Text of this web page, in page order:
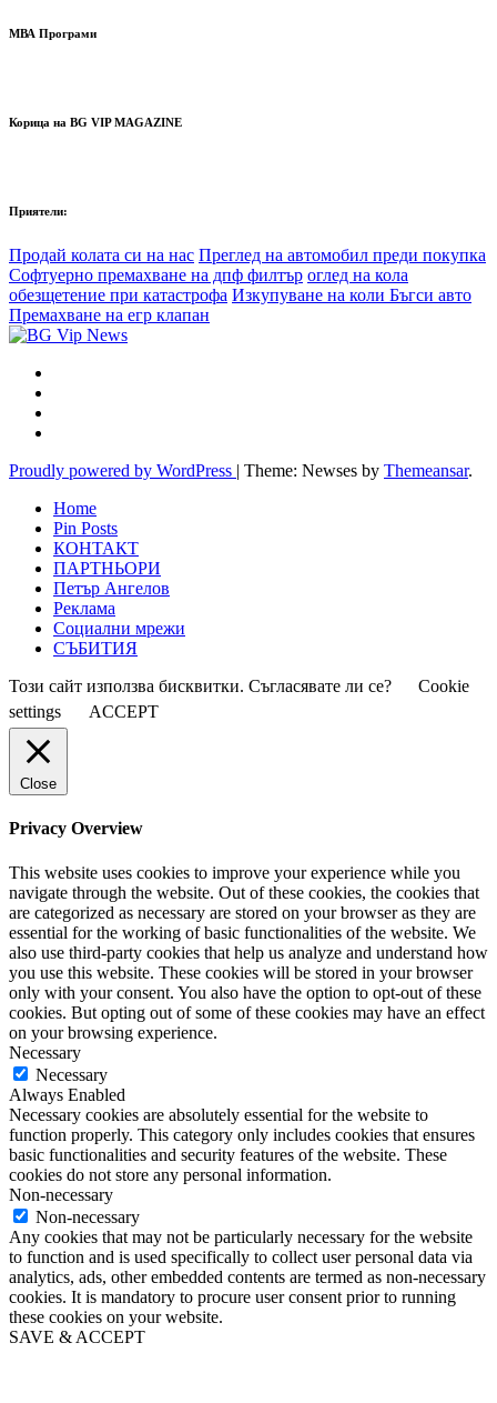
МВА Програми
Корица на BG VIP MAGAZINE
Приятели:
Продай колата си на нас Преглед на автомобил преди покупка
Софтуерно премахване на дпф филтър оглед на кола
обезщетение при катастрофа Изкупуване на коли Бъгси авто
Премахване на егр клапан
Proudly powered by WordPress | Theme: Newses by Themeansar.
Home
Pin Posts
КОНТАКТ
ПАРТНЬОРИ
Петър Ангелов
Реклама
Социални мрежи
СЪБИТИЯ
Този сайт използва бисквитки. Съгласявате ли се?
Cookie
settings
ACCEPT
Close
Privacy Overview
This website uses cookies to improve your experience while you
navigate through the website. Out of these cookies, the cookies that
are categorized as necessary are stored on your browser as they are
essential for the working of basic functionalities of the website. We
also use third-party cookies that help us analyze and understand how
you use this website. These cookies will be stored in your browser
only with your consent. You also have the option to opt-out of these
cookies. But opting out of some of these cookies may have an effect
on your browsing experience.
Necessary
Necessary
Always Enabled
Necessary cookies are absolutely essential for the website to
function properly. This category only includes cookies that ensures
basic functionalities and security features of the website. These
cookies do not store any personal information.
Non-necessary
Non-necessary
Any cookies that may not be particularly necessary for the website
to function and is used specifically to collect user personal data via
analytics, ads, other embedded contents are termed as non-necessary
cookies. It is mandatory to procure user consent prior to running
these cookies on your website.
SAVE & ACCEPT